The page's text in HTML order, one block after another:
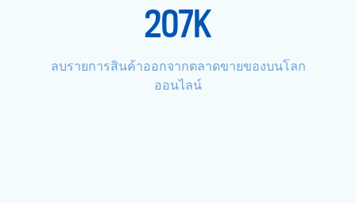
207K
ลบรายการสินค้าออกจากตลาดขายของบนโลก
ออนไลน์